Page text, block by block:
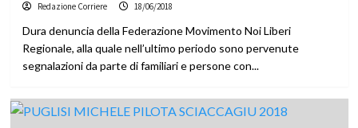
Redazione Corriere 18/06/2018
Dura denuncia della Federazione Movimento Noi Liberi
Regionale, alla quale nell’ultimo periodo sono pervenute
segnalazioni da parte di familiari e persone con...